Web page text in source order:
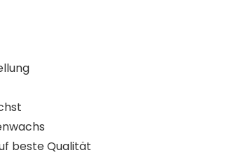
beste Qualität